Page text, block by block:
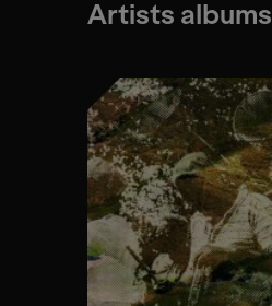
Artists albums